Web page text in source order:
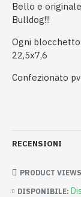
Bello e
Bulldog!!!
Ogni
22,5x7,6
Confezionato
RECENSIONI
DISPONIBILE:
PRODUCT